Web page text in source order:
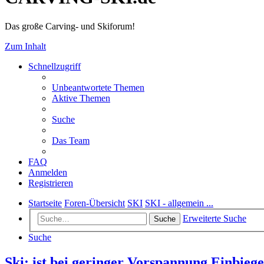
Das große Carving- und Skiforum!
Zum Inhalt
Schnellzugriff
Unbeantwortete Themen
Aktive Themen
Suche
Das Team
FAQ
Anmelden
Registrieren
Startseite Foren-Übersicht SKI SKI - allgemein ...
Suche
Erweiterte Suche
Suche